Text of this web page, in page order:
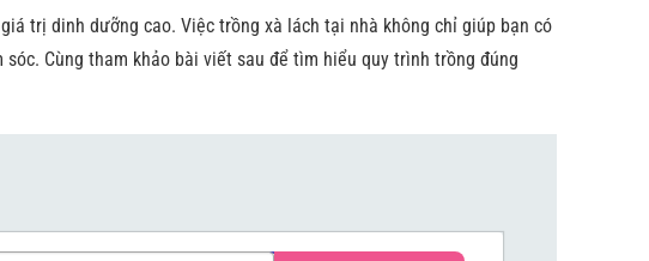
trị dinh dưỡng cao. Việc trồng xà lách tại nhà không chỉ giúp bạn có
Cùng tham khảo bài viết sau để tìm hiểu quy trình trồng đúng